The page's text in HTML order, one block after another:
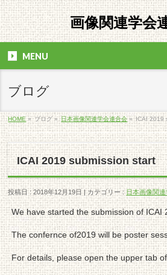
画像関連学会
MENU
ブログ
HOME » ブログ » 日本画像関連学会連合会 » ICAI 2019
ICAI 2019 submission start
投稿日 : 2018年12月19日 | カテゴリー :日本画像関
We have started the submission of ICAI
The confernce of2019 will be poster
For details, please open the upper tab